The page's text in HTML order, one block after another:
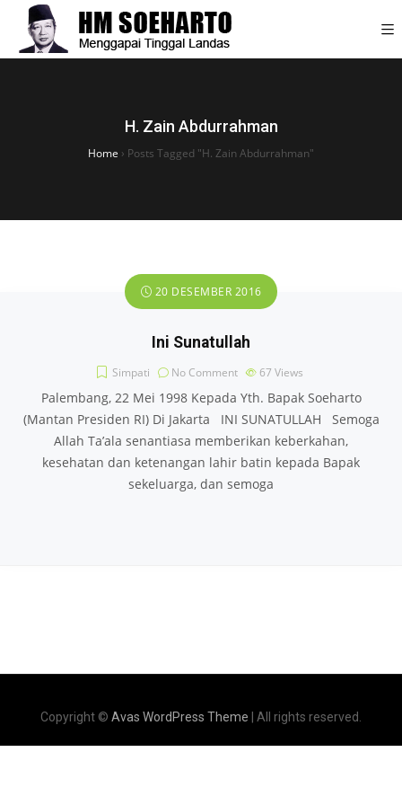
H. Zain Abdurrahman
Home › Posts Tagged "H. Zain Abdurrahman"
20 DESEMBER 2016
Ini Sunatullah
Simpati No Comment 67 Views
Palembang, 22 Mei 1998 Kepada Yth. Bapak Soeharto
(Mantan Presiden RI) Di Jakarta INI SUNATULLAH Semoga
Allah Ta’ala senantiasa memberikan keberkahan,
kesehatan dan ketenangan lahir batin kepada Bapak
sekeluarga, dan semoga
Copyright © Avas WordPress Theme | All rights reserved.